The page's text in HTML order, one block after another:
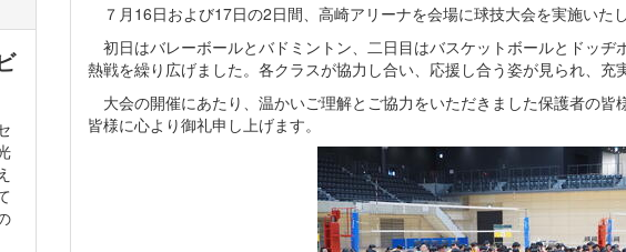
７月16日および17日の2日間、高崎アリーナを会場に球技大会を実施いた
初日はバレーボールとバドミントン、二日目はバスケットボールとドッ
熱戦を繰り広げました。各クラスが協力し合い、応援し合う姿が見られ、充
大会の開催にあたり、温かいご理解とご協力をいただきました保護者の
皆様に心より御礼申し上げます。